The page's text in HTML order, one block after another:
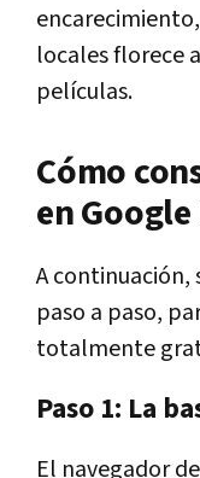
locales florece
películas.
Cómo
en
A continuación,
paso a paso,
totalmente
Paso 1: La
El navegador